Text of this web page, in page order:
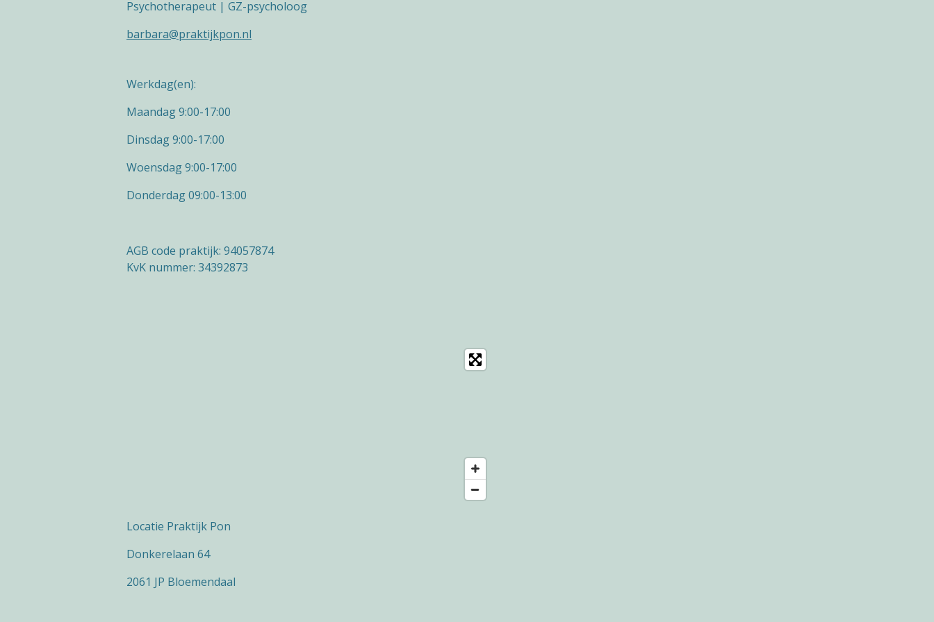
Psychotherapeut | GZ-psycholoog
barbara@praktijkpon.nl
Werkdag(en):
Maandag 9:00-17:00
Dinsdag 9:00-17:00
Woensdag 9:00-17:00
Donderdag 09:00-13:00
AGB code praktijk: 94057874
KvK nummer: 34392873
Locatie Praktijk Pon
Donkerelaan 64
2061 JP Bloemendaal